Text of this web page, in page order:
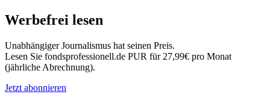
Werbefrei lesen
Unabhängiger Journalismus hat seinen Preis.
Lesen Sie fondsprofessionell.de PUR für 27,99€ pro Monat
(jährliche Abrechnung).
Jetzt abonnieren